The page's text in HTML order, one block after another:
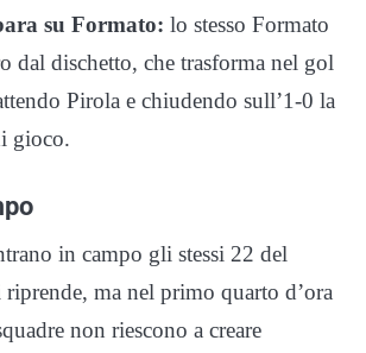
su Formato: lo stesso Formato
dal dischetto, che trasforma nel gol
Pirola e chiudendo sull’1-0 la
gioco.
in campo gli stessi 22 del
ma nel primo quarto d’ora
non riescono a creare